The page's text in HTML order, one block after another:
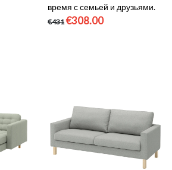
время с семьей и друзьями.
€431 €308.00